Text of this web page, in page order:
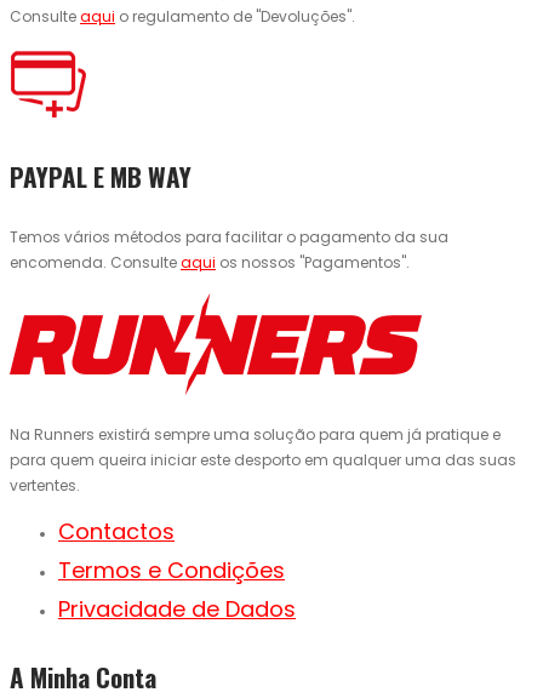
Consulteaqui o regulamento de "Devoluções".
PAYPAL E MB WAY
Temos vários métodos para facilitar o pagamento da sua
encomenda. Consulteaqui os nossos "Pagamentos".
Na Runners existirá sempre uma solução para quem já pratique e
para quem queira iniciar este desporto em qualquer uma das suas
vertentes.
Contactos
Termos e Condições
Privacidade de Dados
A Minha Conta